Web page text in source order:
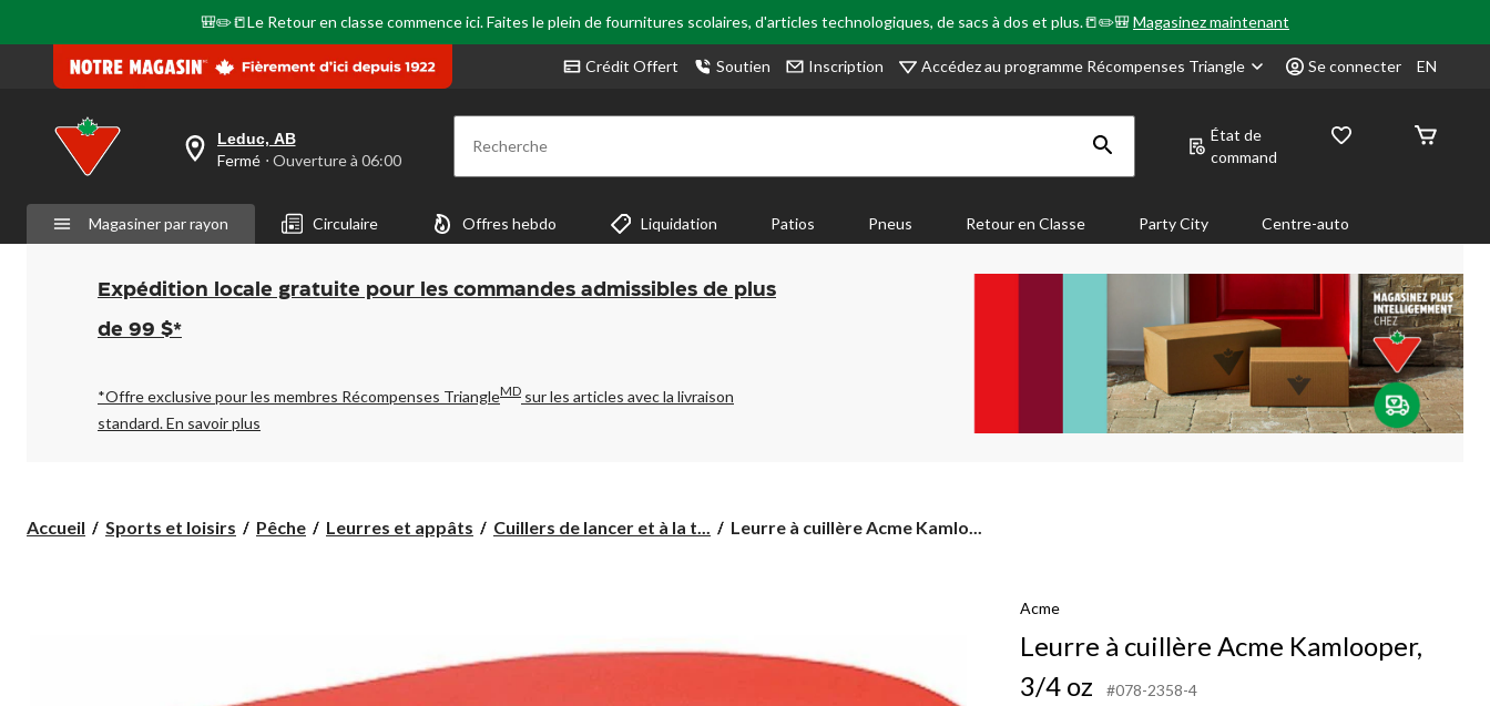
🎒✏️📒Le Retour en classe commence ici. Faites le plein de fournitures scolaires, d'articles technologiques, de sacs à dos et plus.📒✏️🎒Magasinez maintenant
Crédit Offert Soutien Inscription Accédez au programme Récompenses Triangle Se connecter EN
votre
est
Leduc,
AB,
Fermé,
Ouverture
à
pour
changer
Leduc, AB
Fermé ⋅ Ouverture à 06:00 Recherche
État de
command
Magasiner par rayon Circulaire Offres hebdo Liquidation Patios Pneus Retour en Classe Party City Centre-auto
Expédition locale gratuite pour les commandes admissibles de plus
de 99 $*
*Offre exclusive pour les membres Récompenses TriangleMD sur les articles avec la livraison
standard.En savoir plus
Accueil Sports et loisirs Pêche Leurres et appâts Cuillers de lancer et à la t...
Leurre
oz
Leurre à cuillère Acme Kamlo...
Acme
Leurre à cuillère Acme Kamlooper,
3/4 oz
#078-2358-4